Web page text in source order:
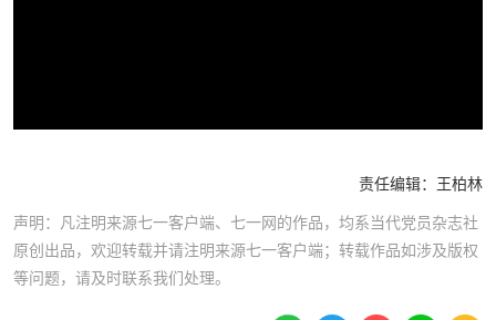
责任编辑： 王柏林
声明：凡注明来源七一客户端、七一网的作品，均系当代党员杂志社
原创出品，欢迎转载并请注明来源七一客户端；转载作品如涉及版权
等问题，请及时联系我们处理。